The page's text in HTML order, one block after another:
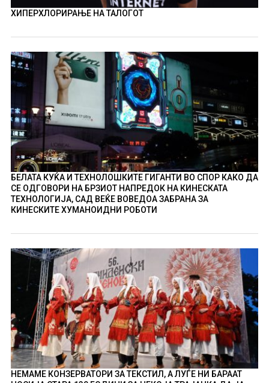
ХИПЕРХЛОРИРАЊЕ НА ТАЛОГОТ
БЕЛАТА КУЌА И ТЕХНОЛОШКИТЕ ГИГАНТИ ВО СПОР КАКО ДА
СЕ ОДГОВОРИ НА БРЗИОТ НАПРЕДОК НА КИНЕСКАТА
ТЕХНОЛОГИЈА, САД ВЕЌЕ ВОВЕДОА ЗАБРАНА ЗА
КИНЕСКИТЕ ХУМАНОИДНИ РОБОТИ
НЕМАМЕ КОНЗЕРВАТОРИ ЗА ТЕКСТИЛ, А ЛУЃЕ НИ БАРААТ